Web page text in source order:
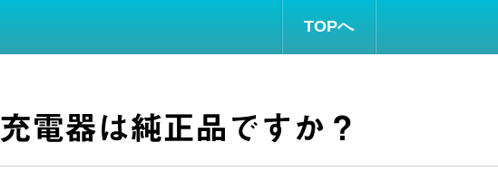
TOPへ
充電器は純正品ですか？